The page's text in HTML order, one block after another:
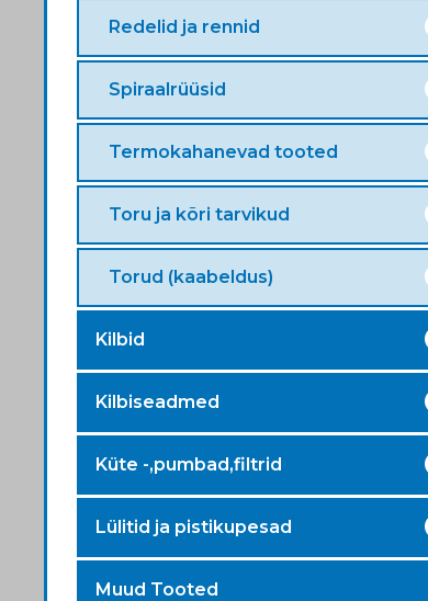
Redelid ja rennid
Spiraalrüüsid
Termokahanevad tooted
Toru ja kõri tarvikud
Torud (kaabeldus)
Kilbid
Kilbiseadmed
Küte -,pumbad,filtrid
Lülitid ja pistikupesad
Muud Tooted